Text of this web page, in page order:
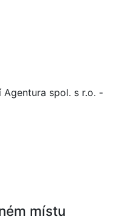
Agentura spol. s r.o. -
místu